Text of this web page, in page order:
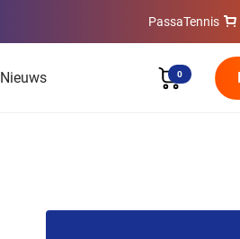
PassaTennis
Nieuws 0